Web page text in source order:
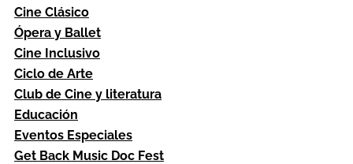
Cine Clásico
Ópera y Ballet
Cine Inclusivo
Ciclo de Arte
Club de Cine y literatura
Educación
Eventos Especiales
Get Back Music Doc Fest